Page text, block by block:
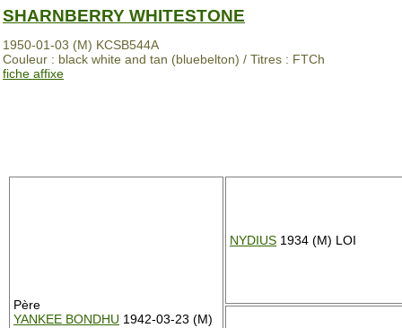
SHARNBERRY WHITESTONE
1950-01-03 (M) KCSB544A
Couleur : black white and tan (bluebelton) / Titres : FTCh
fiche affixe
Père
YANKEE BONDHU 1942-03-23 (M)
NYDIUS 1934 (M) LOI